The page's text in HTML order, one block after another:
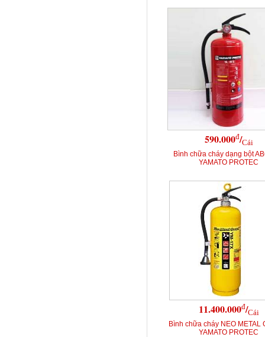
590.000đ/Cái
Bình chữa cháy dạng bột
YAMATO PROTEC
11.400.000đ/Cái
Bình chữa cháy NEO METAL
YAMATO PROTEC